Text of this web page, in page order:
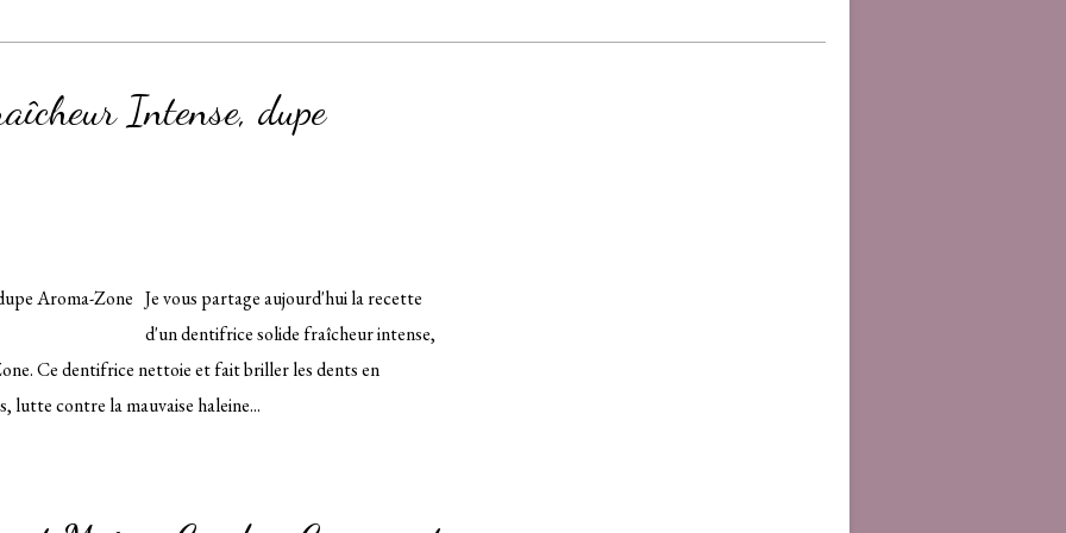
Intense, dupe
Je vous partage aujourd'hui la recette
d'un dentifrice solide fraîcheur intense,
Ce dentifrice nettoie et fait briller les dents en
lutte contre la mauvaise haleine...